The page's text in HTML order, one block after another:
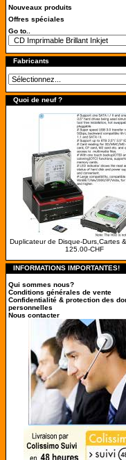
Nouveaux produits
Offres spéciales
Go to..
Fabricants
Quoi de neuf ?
Duplicateur de Disque-Durs,Cartes
125.00-CHF
INFORMATIONS IMPORTANTES!
Qui sommes nous?
Conditions générales de vente
Confidentialité & protection des
personnelles
Nous contacter